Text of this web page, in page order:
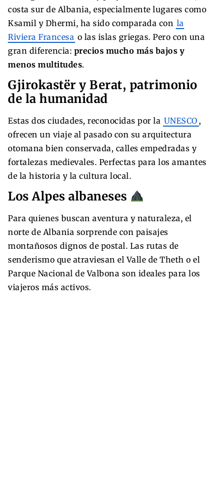
costa sur de Albania, especialmente lugares como
Ksamil y Dhermi, ha sido comparada con la
Riviera Francesa o las islas griegas. Pero con una
gran diferencia: precios mucho más bajos y
menos multitudes.
Gjirokastër y Berat, patrimonio
de la humanidad
Estas dos ciudades, reconocidas por la UNESCO ,
ofrecen un viaje al pasado con su arquitectura
otomana bien conservada, calles empedradas y
fortalezas medievales. Perfectas para los amantes
de la historia y la cultura local.
Los Alpes albaneses
Para quienes buscan aventura y naturaleza, el
norte de Albania sorprende con paisajes
montañosos dignos de postal. Las rutas de
senderismo que atraviesan el Valle de Theth o el
Parque Nacional de Valbona son ideales para los
viajeros más activos.